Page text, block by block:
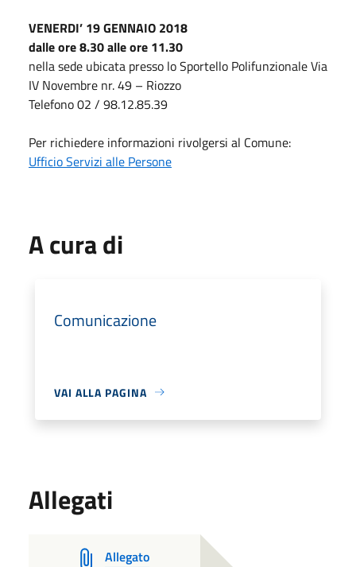
VENERDI’ 19 GENNAIO 2018
dalle ore 8.30 alle ore 11.30
nella sede ubicata presso lo Sportello Polifunzionale Via
IV Novembre nr. 49 – Riozzo
Telefono 02 / 98.12.85.39
Per richiedere informazioni rivolgersi al Comune:
Ufficio Servizi alle Persone
A cura di
Comunicazione
VAI ALLA PAGINA
Allegati
Allegato